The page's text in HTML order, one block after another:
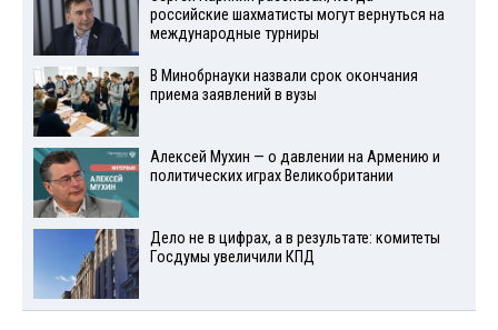
российские шахматисты могут вернуться на
международные турниры
В Минобрнауки назвали срок окончания
приема заявлений в вузы
Алексей Мухин — о давлении на Армению и
политических играх Великобритании
Дело не в цифрах, а в результате: комитеты
Госдумы увеличили КПД